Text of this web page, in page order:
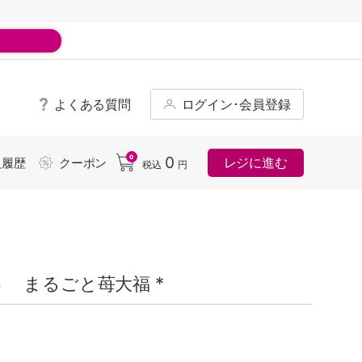
よくある質問 ログイン･会員登録
歴 クーポン 0
税込 0 円 レジに進む
まるごと苺大福 *